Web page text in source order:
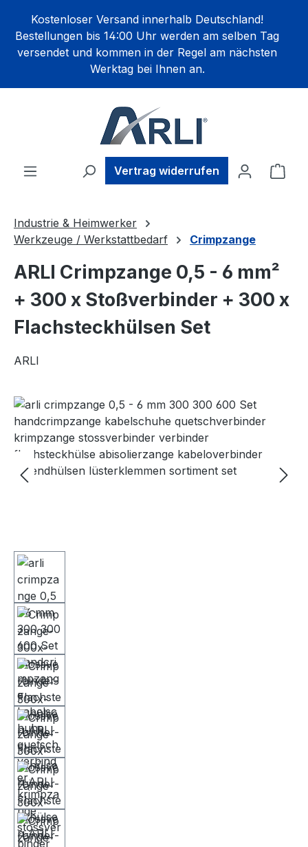
springen
Kostenloser Versand innerhalb Deutschland!
Bestellungen bis 14:00 Uhr werden am selben Tag
versendet und kommen in der Regel am nächsten
Werktag bei Ihnen an.
Vertrag widerrufen
Industrie & Heimwerker
Werkzeuge / Werkstattbedarf
Crimpzange
ARLI Crimpzange 0,5 - 6 mm²
+ 300 x Stoßverbinder + 300 x
Flachsteckhülsen Set
ARLI
Bildergalerie überspringen